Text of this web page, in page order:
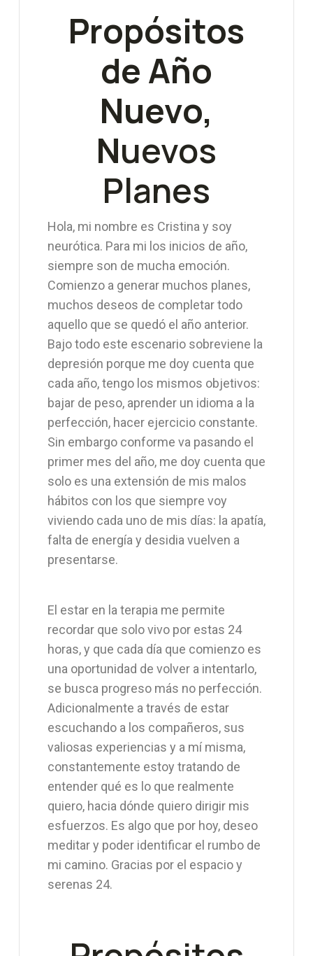
Propósitos
de Año
Nuevo,
Nuevos
Planes
Hola, mi nombre es Cristina y soy
neurótica. Para mi los inicios de año,
siempre son de mucha emoción.
Comienzo a generar muchos planes,
muchos deseos de completar todo
aquello que se quedó el año anterior.
Bajo todo este escenario sobreviene la
depresión porque me doy cuenta que
cada año, tengo los mismos objetivos:
bajar de peso, aprender un idioma a la
perfección, hacer ejercicio constante.
Sin embargo conforme va pasando el
primer mes del año, me doy cuenta que
solo es una extensión de mis malos
hábitos con los que siempre voy
viviendo cada uno de mis días: la apatía,
falta de energía y desidia vuelven a
presentarse.
El estar en la terapia me permite
recordar que solo vivo por estas 24
horas, y que cada día que comienzo es
una oportunidad de volver a intentarlo,
se busca progreso más no perfección.
Adicionalmente a través de estar
escuchando a los compañeros, sus
valiosas experiencias y a mí misma,
constantemente estoy tratando de
entender qué es lo que realmente
quiero, hacia dónde quiero dirigir mis
esfuerzos. Es algo que por hoy, deseo
meditar y poder identificar el rumbo de
mi camino. Gracias por el espacio y
serenas 24.